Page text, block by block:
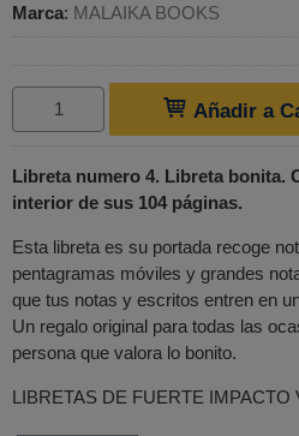
Marca: MALAIKA BOOKS
Añadir a
Libreta numero 4. Libreta bonita.
interior de sus 104 páginas.
Esta libreta es su portada recoge
pentagramas móviles y grandes
que tus notas y escritos entren en
Un regalo original para todas las
persona que valora lo bonito.
LIBRETAS DE FUERTE IMPACTO